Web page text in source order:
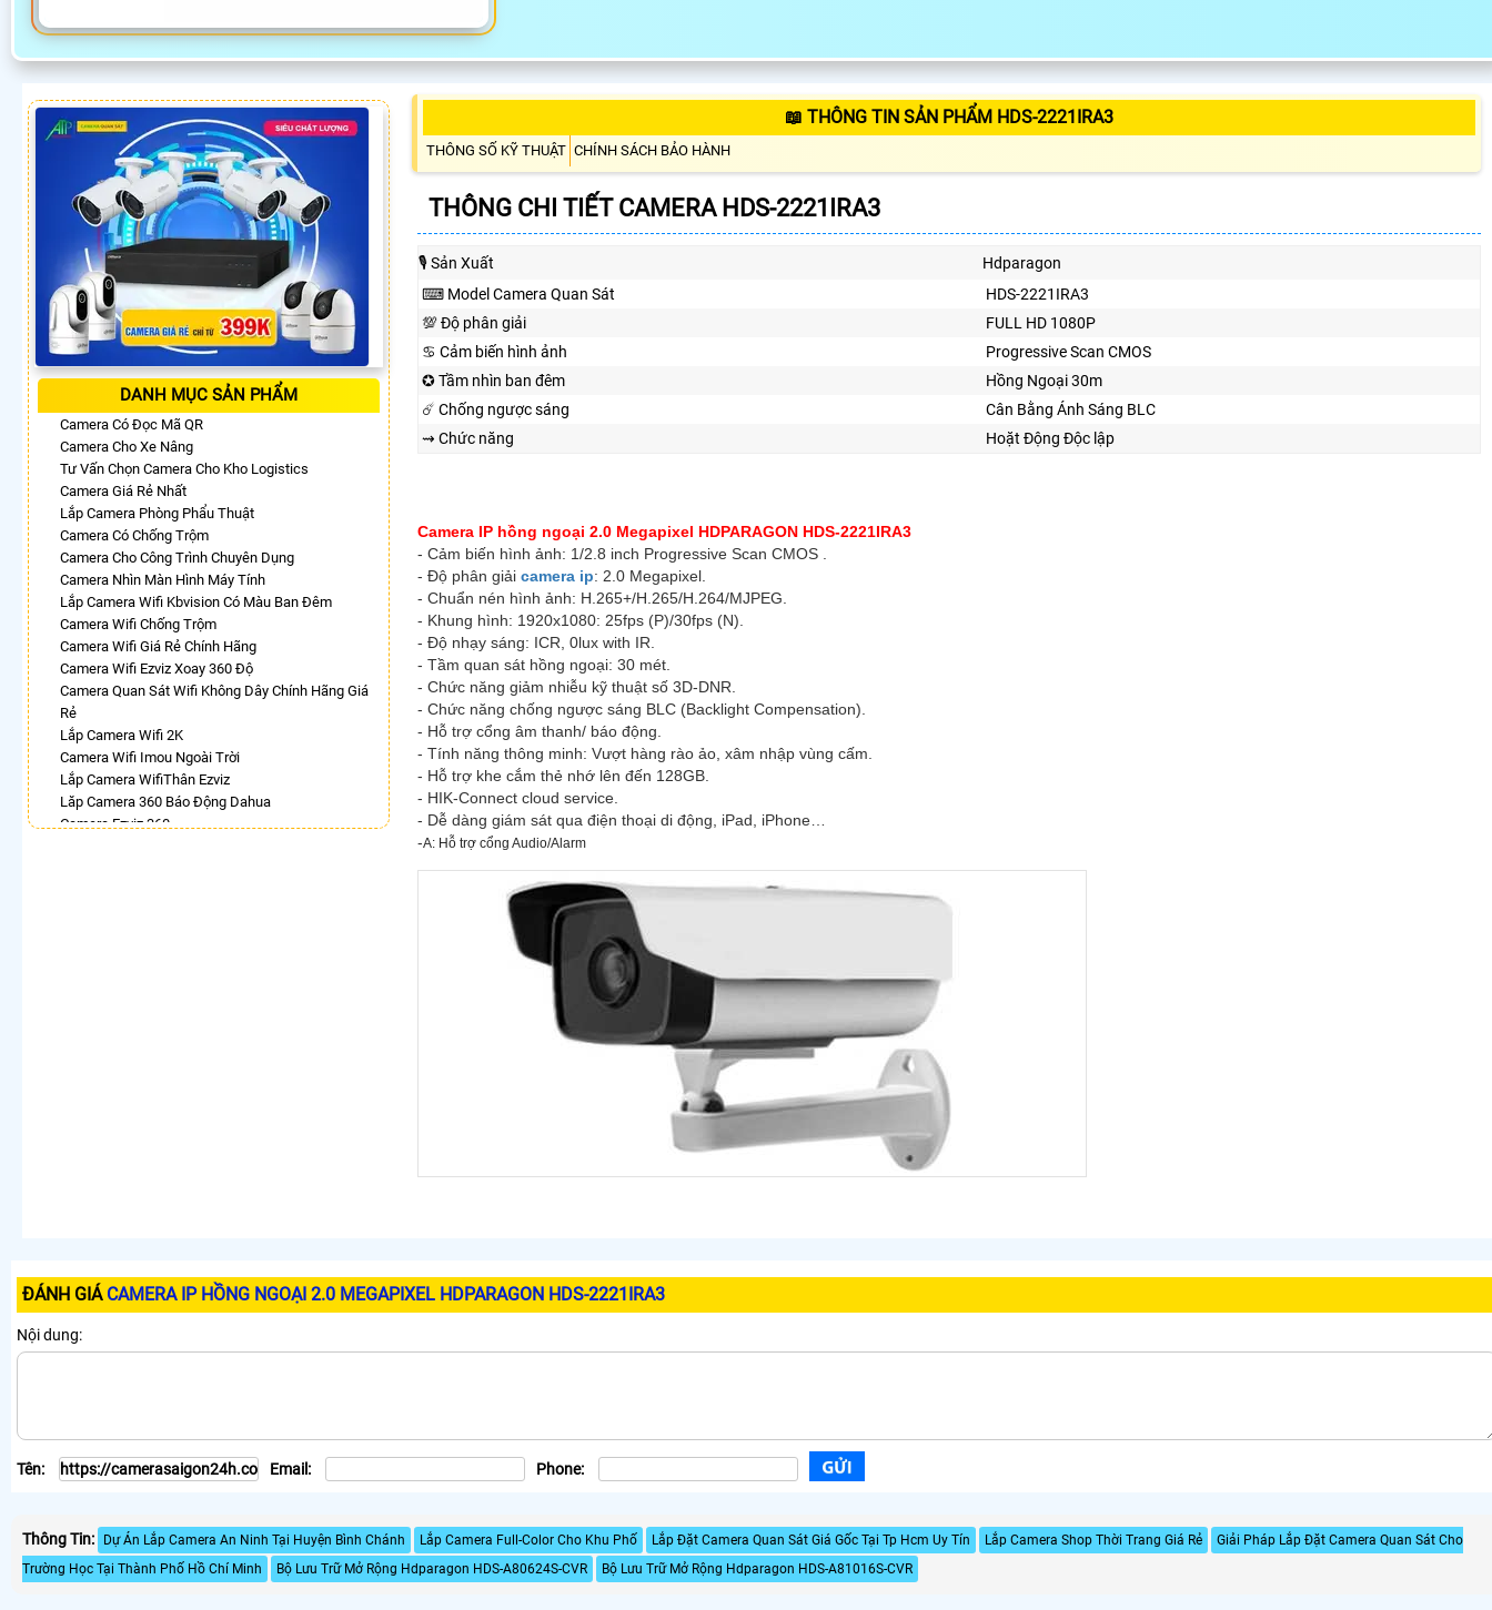
DANH MỤC SẢN PHẨM
Camera Có Đọc Mã QR
Camera Cho Xe Nâng
Tư Vấn Chọn Camera Cho Kho Logistics
Camera Giá Rẻ Nhất
Lắp Camera Phòng Phẩu Thuật
Camera Có Chống Trộm
Camera Cho Công Trình Chuyên Dụng
Camera Nhìn Màn Hình Máy Tính
Lắp Camera Wifi Kbvision Có Màu Ban Đêm
Camera Wifi Chống Trộm
Camera Wifi Giá Rẻ Chính Hãng
Camera Wifi Ezviz Xoay 360 Độ
Camera Quan Sát Wifi Không Dây Chính Hãng Giá
Rẻ
Lắp Camera Wifi 2K
Camera Wifi Imou Ngoài Trời
Lắp Camera WifiThân Ezviz
Lăp Camera 360 Báo Động Dahua
Camera Ezviz 360
📖 THÔNG TIN SẢN PHẨM HDS-2221IRA3
THÔNG SỐ KỸ THUẬT CHÍNH SÁCH BẢO HÀNH
THÔNG CHI TIẾT CAMERA HDS-2221IRA3
🎙 Sản Xuất
Hdparagon
⌨ Model Camera Quan Sát
HDS-2221IRA3
💯 Độ phân giải
FULL HD 1080P
♋ Cảm biến hình ảnh
Progressive Scan CMOS
✪ Tầm nhìn ban đêm
Hồng Ngoại 30m
☄️ Chống ngược sáng
Cân Bằng Ánh Sáng BLC
⇝ Chức năng
Hoặt Động Độc lập
Camera IP hồng ngoại 2.0 Megapixel HDPARAGON HDS-2221IRA3
- Cảm biến hình ảnh: 1/2.8 inch Progressive Scan CMOS .
- Độ phân giải camera ip: 2.0 Megapixel.
- Chuẩn nén hình ảnh: H.265+/H.265/H.264/MJPEG.
- Khung hình: 1920x1080: 25fps (P)/30fps (N).
- Độ nhạy sáng: ICR, 0lux with IR.
- Tầm quan sát hồng ngoại: 30 mét.
- Chức năng giảm nhiễu kỹ thuật số 3D-DNR.
- Chức năng chống ngược sáng BLC (Backlight Compensation).
- Hỗ trợ cổng âm thanh/ báo động.
- Tính năng thông minh: Vượt hàng rào ảo, xâm nhập vùng cấm.
- Hỗ trợ khe cắm thẻ nhớ lên đến 128GB.
- HIK-Connect cloud service.
- Dễ dàng giám sát qua điện thoại di động, iPad, iPhone…
-A: Hỗ trợ cổng Audio/Alarm
ĐÁNH GIÁ CAMERA IP HỒNG NGOẠI 2.0 MEGAPIXEL HDPARAGON HDS-2221IRA3
Nội dung:
Tên: Email: Phone:
Thông Tin: Dự Án Lắp Camera An Ninh Tại Huyện Bình Chánh Lắp Camera Full-Color Cho Khu Phố Lắp Đặt Camera Quan Sát Giá Gốc Tại Tp Hcm Uy Tín Lắp Camera Shop Thời Trang Giá Rẻ
Giải Pháp Lắp Đặt Camera Quan Sát Cho
Trường Học Tại Thành Phố Hồ Chí Minh
Bộ Lưu Trữ Mở Rộng Hdparagon HDS-A80624S-CVR Bộ Lưu Trữ Mở Rộng Hdparagon HDS-A81016S-CVR